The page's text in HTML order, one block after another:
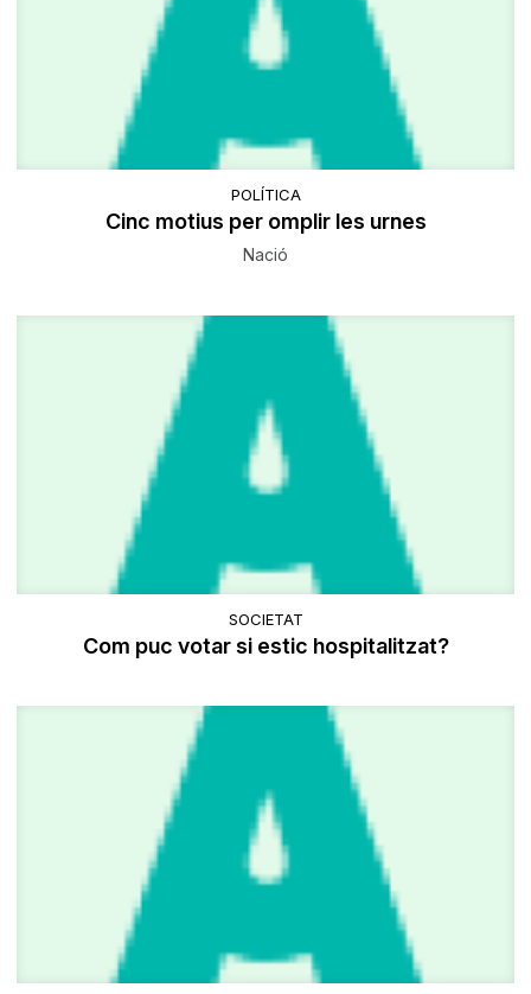
POLÍTICA
Cinc motius per omplir les urnes
Nació
SOCIETAT
Com puc votar si estic hospitalitzat?